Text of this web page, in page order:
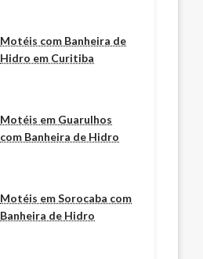
Motéis com Banheira de
Hidro em Curitiba
Motéis em Guarulhos
com Banheira de Hidro
Motéis em Sorocaba com
Banheira de Hidro